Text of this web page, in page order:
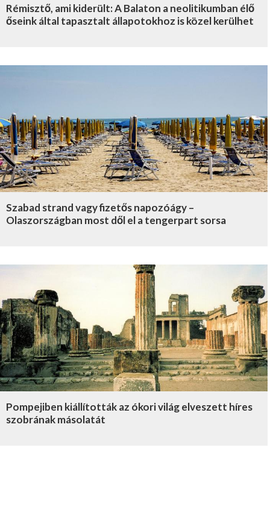
Rémisztő, ami kiderült: A Balaton a neolitikumban élő
őseink által tapasztalt állapotokhoz is közel kerülhet
Szabad strand vagy fizetős napozóágy –
Olaszországban most dől el a tengerpart sorsa
Pompejiben kiállították az ókori világ elveszett híres
szobrának másolatát